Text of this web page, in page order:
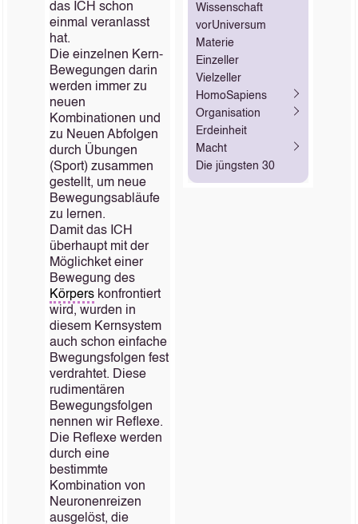
das ICH schon
einmal veranlasst
hat.
Die einzelnen Kern-
Bewegungen darin
werden immer zu
neuen
Kombinationen und
zu Neuen Abfolgen
durch Übungen
(Sport) zusammen
gestellt, um neue
Bewegungsabläufe
zu lernen.
Damit das ICH
überhaupt mit der
Möglichket einer
Bewegung des
Körperskonfrontiert
wird, wurden in
diesem Kernsystem
auch schon einfache
Bwegungsfolgen fest
verdrahtet. Diese
rudimentären
Bewegungsfolgen
nennen wir Reflexe.
Die Reflexe werden
durch eine
bestimmte
Kombination von
Neuronenreizen
ausgelöst, die
Wissenschaft
vorUniversum
Materie
Einzeller
Vielzeller
HomoSapiens
Organisation
Erdeinheit
Macht
Die jüngsten 30